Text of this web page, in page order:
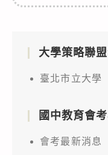
大學策略聯
臺北市立大學
國中教育會
會考最新消息